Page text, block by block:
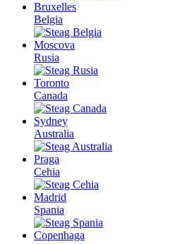
Bruxelles
Belgia
Moscova
Rusia
Toronto
Canada
Sydney
Australia
Praga
Cehia
Madrid
Spania
Copenhaga